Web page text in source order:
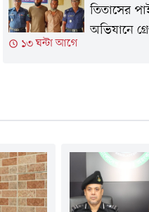
১৩ ঘন্টা আগে
তিতাসের
অভিযানে